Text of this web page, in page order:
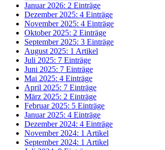
Januar 2026: 2 Einträge
Dezember 2025: 4 Einträge
November 2025: 4 Einträge
Oktober 2025: 2 Einträge
September 2025: 3 Einträge
August 2025: 1 Artikel
Juli 2025: 7 Einträge
Juni 2025: 7 Einträge
Mai 2025: 4 Einträge
April 2025: 7 Einträge
März 2025: 2 Einträge
Februar 2025: 5 Einträge
Januar 2025: 4 Einträge
Dezember 2024: 4 Einträge
November 2024: 1 Artikel
September 2024: 1 Artikel